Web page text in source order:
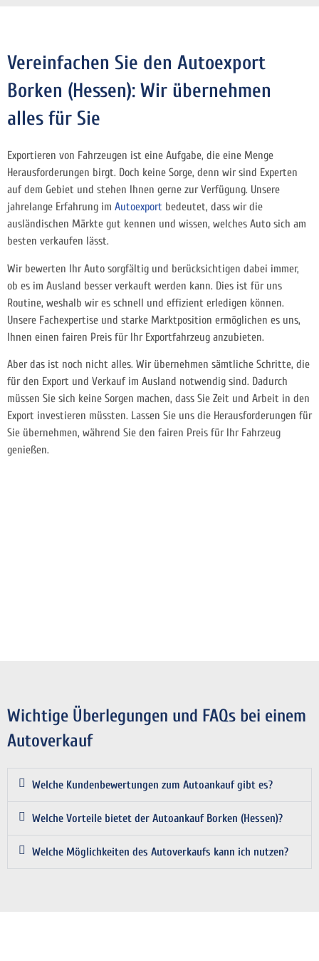
Vereinfachen Sie den Autoexport
Borken (Hessen): Wir übernehmen
alles für Sie
Exportieren von Fahrzeugen ist eine Aufgabe, die eine Menge
Herausforderungen birgt. Doch keine Sorge, denn wir sind Experten
auf dem Gebiet und stehen Ihnen gerne zur Verfügung. Unsere
jahrelange Erfahrung im Autoexport bedeutet, dass wir die
ausländischen Märkte gut kennen und wissen, welches Auto sich am
besten verkaufen lässt.
Wir bewerten Ihr Auto sorgfältig und berücksichtigen dabei immer,
ob es im Ausland besser verkauft werden kann. Dies ist für uns
Routine, weshalb wir es schnell und effizient erledigen können.
Unsere Fachexpertise und starke Marktposition ermöglichen es uns,
Ihnen einen fairen Preis für Ihr Exportfahrzeug anzubieten.
Aber das ist noch nicht alles. Wir übernehmen sämtliche Schritte, die
für den Export und Verkauf im Ausland notwendig sind. Dadurch
müssen Sie sich keine Sorgen machen, dass Sie Zeit und Arbeit in den
Export investieren müssten. Lassen Sie uns die Herausforderungen für
Sie übernehmen, während Sie den fairen Preis für Ihr Fahrzeug
genießen.
Wichtige Überlegungen und FAQs bei einem
Autoverkauf
Welche Kundenbewertungen zum Autoankauf gibt es?
Welche Vorteile bietet der Autoankauf Borken (Hessen)?
Welche Möglichkeiten des Autoverkaufs kann ich nutzen?